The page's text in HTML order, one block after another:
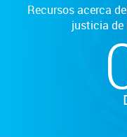
Recursos acerca
justicia de